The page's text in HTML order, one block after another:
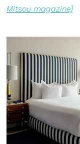
Mitsou magazine]